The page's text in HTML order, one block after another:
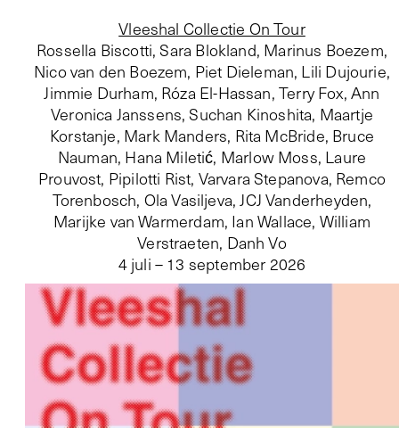
Vleeshal Collectie On Tour
Rossella Biscotti, Sara Blokland, Marinus Boezem,
Nico van den Boezem, Piet Dieleman, Lili Dujourie,
Jimmie Durham, Róza El-Hassan, Terry Fox, Ann
Veronica Janssens, Suchan Kinoshita, Maartje
Korstanje, Mark Manders, Rita McBride, Bruce
Nauman, Hana Miletić, Marlow Moss, Laure
Prouvost, Pipilotti Rist, Varvara Stepanova, Remco
Torenbosch, Ola Vasiljeva, JCJ Vanderheyden,
Marijke van Warmerdam, Ian Wallace, William
Verstraeten, Danh Vo
4 juli – 13 september 2026